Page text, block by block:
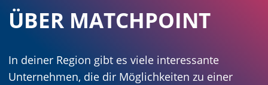
ÜBER MATCHPOINT
In deiner Region gibt es viele interessante
Unternehmen, die dir Möglichkeiten zu einer